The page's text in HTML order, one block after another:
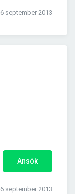
6 september 2013
Ansök
6 september 2013